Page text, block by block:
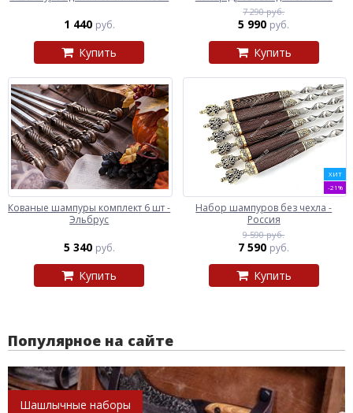
1 440 руб.
Купить
7 290 руб.
5 990 руб.
Купить
Кованые шампуры комплект 6 шт -
Эльбрус
5 340 руб.
Купить
ХИТ
-21%
Набор шампуров без чехла -
Россия
9 590 руб.
7 590 руб.
Купить
Популярное на сайте
Шашлычные наборы